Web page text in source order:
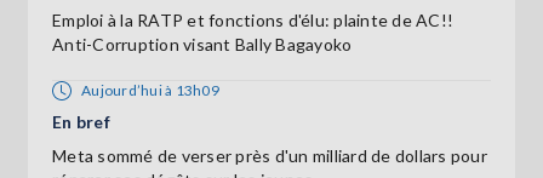
Emploi à la RATP et fonctions d'élu: plainte de AC!!
Anti-Corruption visant Bally Bagayoko
Aujourd’hui à 13h09
En bref
Meta sommé de verser près d'un milliard de dollars pour